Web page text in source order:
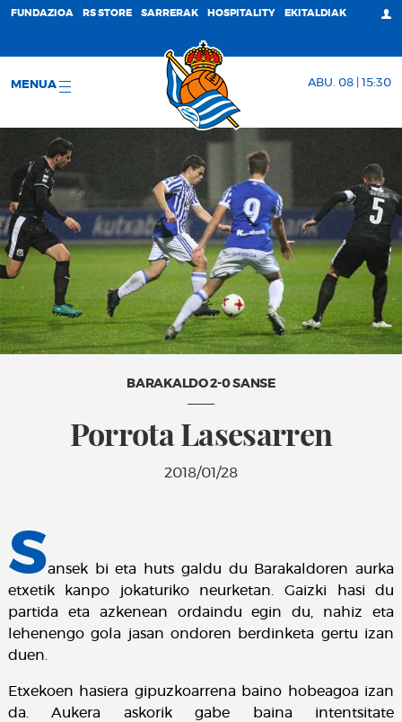
FUNDAZIOA RS STORE SARRERAK HOSPITALITY EKITALDIAK
MENUA ABU. 08 | 15:30
BARAKALDO 2-0 SANSE
Porrota Lasesarren
2018/01/28
Sansek bi eta huts galdu du Barakaldoren aurka
etxetik kanpo jokaturiko neurketan. Gaizki hasi du
partida eta azkenean ordaindu egin du, nahiz eta
lehenengo gola jasan ondoren berdinketa gertu izan
duen.
Etxekoen hasiera gipuzkoarrena baino hobeagoa izan
da. Aukera askorik gabe baina intentsitate